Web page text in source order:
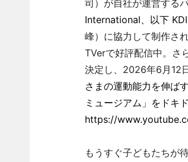
司）が自社が運営する
International、以下 KDI
峰）に協力して制作さ
TVerで好評配信中。さ
決定し、2026年6月12
さまの運動能力を伸ば
ミュージアム」をドキ
https://
もうすぐ子どもたちが